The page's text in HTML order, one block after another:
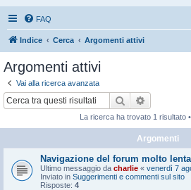
FAQ
Indice Cerca Argomenti attivi
Argomenti attivi
Vai alla ricerca avanzata
Cerca
La ricerca ha trovato 1 risultato
Argomenti
Navigazione del forum molto lenta
Ultimo messaggio da charlie « venerdì 7
Inviato in Suggerimenti e commenti sul sito
Risposte: 4